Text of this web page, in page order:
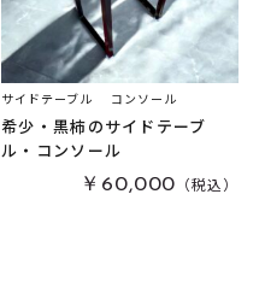
サイドテーブル コンソール
希少・黒柿のサイドテーブ
ル・コンソール
￥60,000 （税込）